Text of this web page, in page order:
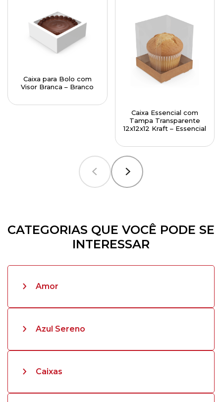
Caixa para Bolo com
Visor Branca – Branco
Caixa Essencial com
Tampa Transparente
12x12x12 Kraft – Essencial
CATEGORIAS QUE VOCÊ PODE SE
INTERESSAR
Amor
Azul Sereno
Caixas